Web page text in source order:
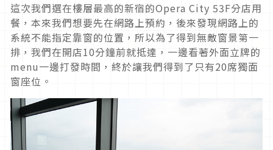
這次我們選在樓層最高的新宿的Opera City 53F分店用
餐，本來我們想要先在網路上預約，後來發現網路上的
系統不能指定靠窗的位置，所以為了得到無敵窗景第一
排，我們在開店10分鐘前就抵達，一邊看著外面立牌的
menu一邊打發時間，終於讓我們得到了只有20席獨面
窗座位。